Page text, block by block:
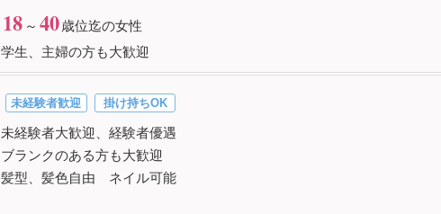
18 ～ 40歳位迄の女性
学生、主婦の方も大歓迎
未経験者歓迎 掛け持ちOK
未経験者大歓迎、経験者優遇
ブランクのある方も大歓迎
髪型、髪色自由 ネイル可能